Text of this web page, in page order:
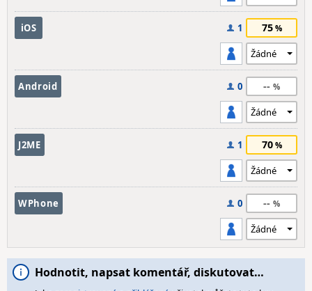
iOS 1 75
Android 0 --
J2ME 1 70
WPhone 0 --
Hodnotit, napsat komentář, diskutovat…